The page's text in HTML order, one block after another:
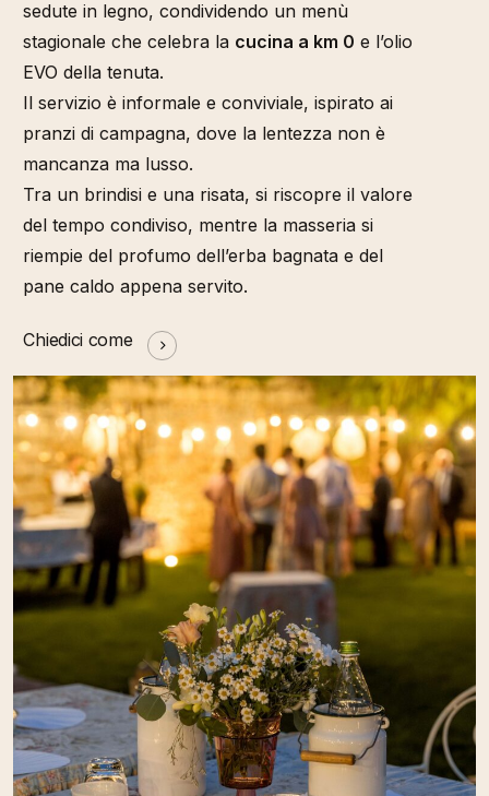
sedute in legno, condividendo un menù
stagionale che celebra la cucina a km 0 e l’olio
EVO della tenuta.
Il servizio è informale e conviviale, ispirato ai
pranzi di campagna, dove la lentezza non è
mancanza ma lusso.
Tra un brindisi e una risata, si riscopre il valore
del tempo condiviso, mentre la masseria si
riempie del profumo dell’erba bagnata e del
pane caldo appena servito.
Chiedici come